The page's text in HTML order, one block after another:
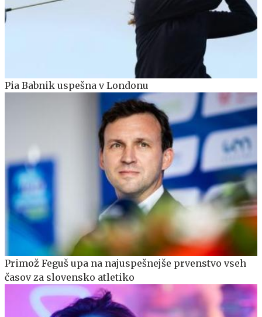
Pia Babnik uspešna v Londonu
Primož Feguš upa na najuspešnejše prvenstvo vseh
časov za slovensko atletiko